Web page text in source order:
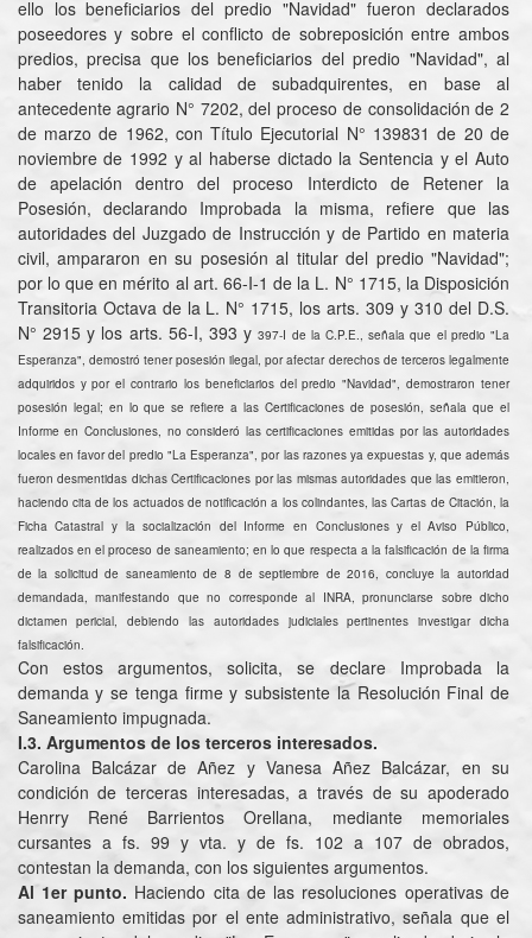
ello los beneficiarios del predio "Navidad" fueron declarados
poseedores y sobre el conflicto de sobreposición entre ambos
predios, precisa que los beneficiarios del predio "Navidad", al
haber tenido la calidad de subadquirentes, en base al
antecedente agrario N° 7202, del proceso de consolidación de 2
de marzo de 1962, con Título Ejecutorial N° 139831 de 20 de
noviembre de 1992 y al haberse dictado la Sentencia y el Auto
de apelación dentro del proceso Interdicto de Retener la
Posesión, declarando Improbada la misma, refiere que las
autoridades del Juzgado de Instrucción y de Partido en materia
civil, ampararon en su posesión al titular del predio "Navidad";
por lo que en mérito al art. 66-I-1 de la L. N° 1715, la Disposición
Transitoria Octava de la L. N° 1715, los arts. 309 y 310 del D.S.
N° 2915 y los arts. 56-I, 393 y397-I de la C.P.E., señala que el predio "La
Esperanza", demostró tener posesión ilegal, por afectar derechos de terceros legalmente
adquiridos y por el contrario los beneficiarios del predio "Navidad", demostraron tener
posesión legal; en lo que se refiere a las Certificaciones de posesión, señala que el
Informe en Conclusiones, no consideró las certificaciones emitidas por las autoridades
locales en favor del predio "La Esperanza", por las razones ya expuestas y, que además
fueron desmentidas dichas Certificaciones por las mismas autoridades que las emitieron,
haciendo cita de los actuados de notificación a los colindantes, las Cartas de Citación, la
Ficha Catastral y la socialización del Informe en Conclusiones y el Aviso Público,
realizados en el proceso de saneamiento; en lo que respecta a la falsificación de la firma
de la solicitud de saneamiento de 8 de septiembre de 2016, concluye la autoridad
demandada, manifestando que no corresponde al INRA, pronunciarse sobre dicho
dictamen pericial, debiendo las autoridades judiciales pertinentes investigar dicha
falsificación.
Con estos argumentos, solicita, se declare Improbada la
demanda y se tenga firme y subsistente la Resolución Final de
Saneamiento impugnada.
I.3. Argumentos de los terceros interesados.
Carolina Balcázar de Añez y Vanesa Añez Balcázar, en su
condición de terceras interesadas, a través de su apoderado
Henrry René Barrientos Orellana, mediante memoriales
cursantes a fs. 99 y vta. y de fs. 102 a 107 de obrados,
contestan la demanda, con los siguientes argumentos.
Al 1er punto. Haciendo cita de las resoluciones operativas de
saneamiento emitidas por el ente administrativo, señala que el